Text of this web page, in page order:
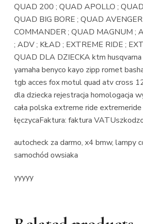
QUAD 200 ; QUAD APOLLO ; QUAD
QUAD BIG BORE ; QUAD
COMMANDER ; QUAD MAGNUM ;
; ADV ; KŁAD ; EXTREME RIDE ;
QUAD DLA DZIECKA ktm
yamaha benyco kayo zipp romet
tgb acces fox motul quad atv cross
dla dziecka rejestracja homologacja
cała polska extreme ride
łęczycaFaktura: faktura
autocheck za darmo, x4 bmw, lampy
samochód owsiaka
yyyyy